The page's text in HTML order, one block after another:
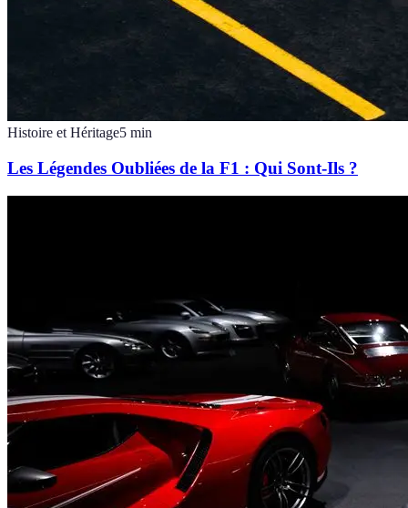
Histoire et Héritage5 min
Les Légendes Oubliées de la F1 : Qui Sont-Ils ?